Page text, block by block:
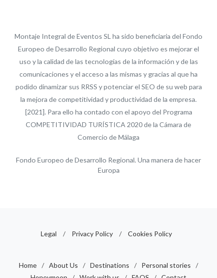
Montaje Integral de Eventos SL ha sido beneficiaria del Fondo
Europeo de Desarrollo Regional cuyo objetivo es mejorar el
uso y la calidad de las tecnologías de la información y de las
comunicaciones y el acceso a las mismas y gracias al que ha
podido dinamizar sus RRSS y potenciar el SEO de su web para
la mejora de competitividad y productividad de la empresa.
[2021]. Para ello ha contado con el apoyo del Programa
COMPETITIVIDAD TURÍSTICA 2020 de la Cámara de
Comercio de Málaga
Fondo Europeo de Desarrollo Regional. Una manera de hacer
Europa
Home / About Us / Destinations / Personal stories
/
Legal / Privacy Policy / Cookies Policy